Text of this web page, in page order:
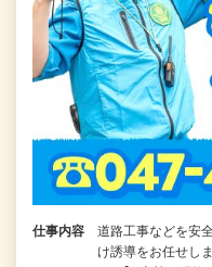
仕事内容
道路工事などを安
け誘導をお任せし